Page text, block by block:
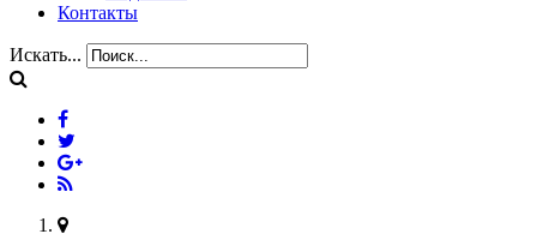
Контакты
Искать...